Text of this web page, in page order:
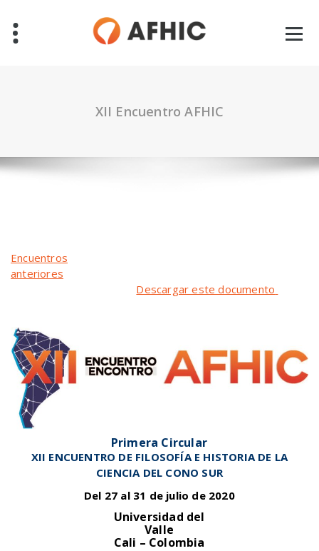
contenido
XII Encuentro AFHIC
Encuentros
anteriores
Descargar este documento
Primera Circular
XII ENCUENTRO DE FILOSOFÍA E HISTORIA DE LA
CIENCIA DEL CONO SUR
Del 27 al 31 de julio de 2020
Universidad del
Valle
Cali – Colombia